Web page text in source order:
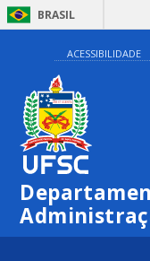
BRASIL
ACESSIBILIDADE